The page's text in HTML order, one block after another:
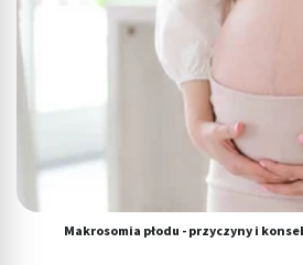
Makrosomia płodu - przyczyny i